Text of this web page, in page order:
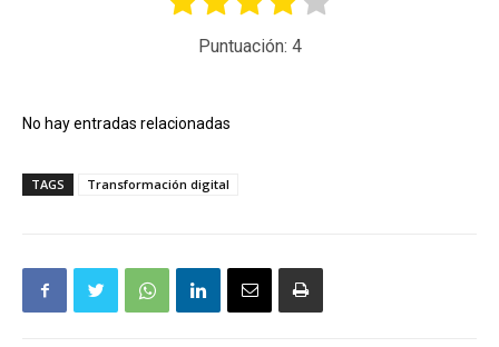
Puntuación: 4
No hay entradas relacionadas
TAGS Transformación digital